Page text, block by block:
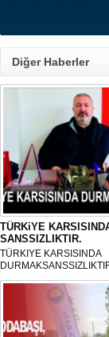
Diğer Haberler
TÜRKiYE
SANSSIZLIKTIR.
TÜRKIYE KARSISINDA